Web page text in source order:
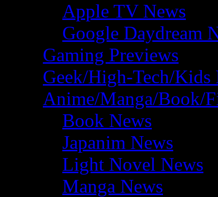
Apple TV News
Google Daydream
Gaming Previews
Geek/High-Tech/Kids
Anime/Manga/Book/
Book News
Japanim News
Light Novel News
Manga News